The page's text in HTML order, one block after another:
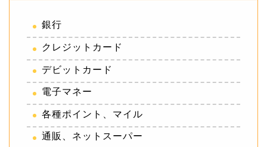
銀行
クレジットカード
デビットカード
電子マネー
各種ポイント、マイル
通販、ネットスーパー